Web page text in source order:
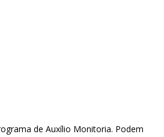
de Auxílio Monitoria. Podem